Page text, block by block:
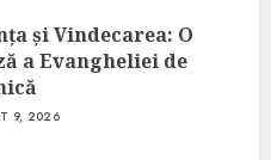
și Vindecarea: O
a Evangheliei de
9, 2026